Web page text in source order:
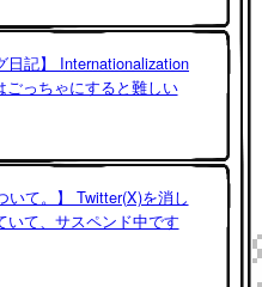
日記】 Internationalization
ごっちゃにすると難しい
いて。】 Twitter(X)を消し
いて、サスペンド中です